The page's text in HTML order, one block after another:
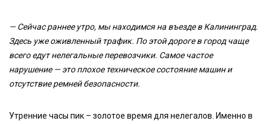
— Сейчас раннее утро, мы находимся на въезде в Калининград.
Здесь уже оживленный трафик. По этой дороге в город чаще
всего едут нелегальные перевозчики. Самое частое
нарушение — это плохое техническое состояние машин и
отсутствие ремней безопасности.
Утренние часы пик – золотое время для нелегалов. Именно в